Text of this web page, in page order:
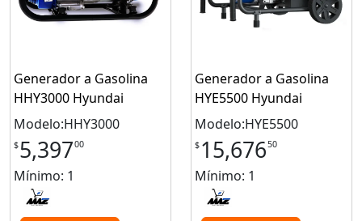
Generador a Gasolina
HHY3000 Hyundai
Modelo:HHY3000
$5,39700
Mínimo: 1
Generador a Gasolina
HYE5500 Hyundai
Modelo:HYE5500
$ 15,67650
Mínimo: 1